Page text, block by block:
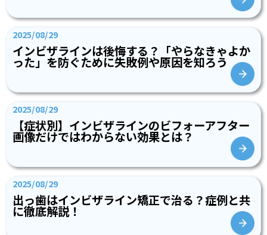
2025/08/29
インビザラインは後悔する？「やらなきゃよか
った」を防ぐために失敗例や原因を知ろう
2025/08/29
【症状別】インビザラインのビフォーアフター
画像だけではわからない効果とは？
2025/08/29
出っ歯はインビザライン矯正で治る？症例と共
に徹底解説！